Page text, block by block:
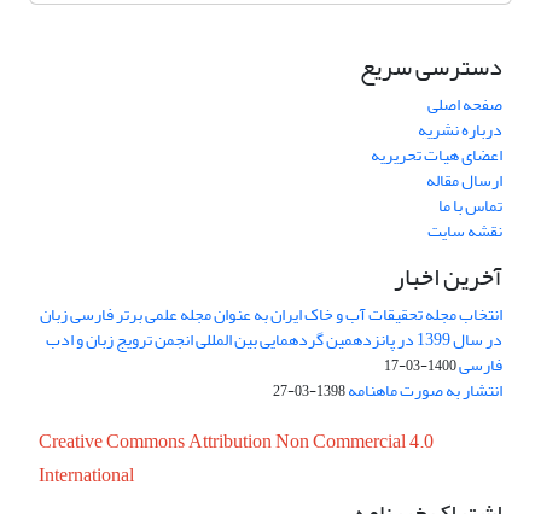
دسترسی سریع
صفحه اصلی
درباره نشریه
اعضای هیات تحریریه
ارسال مقاله
تماس با ما
نقشه سایت
آخرین اخبار
انتخاب مجله تحقیقات آب و خاک ایران به عنوان مجله علمی برتر فارسی زبان
در سال 1399 در پانزدهمین گردهمایی بین المللی انجمن ترویج زبان و ادب
فارسی1400-03-17
انتشار به صورت ماهنامه1398-03-27
Creative Commons Attribution Non Commercial 4.0
International